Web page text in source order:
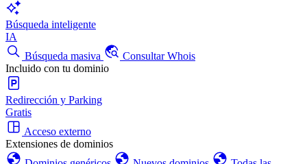
Búsqueda inteligente
IA
Búsqueda masiva
Consultar Whois
Incluido con tu dominio
Redirección y Parking
Gratis
Acceso externo
Extensiones de dominios